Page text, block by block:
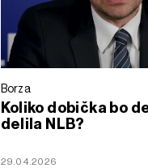
Borza
Koliko dobička bo
delila NLB?
29.04.2026